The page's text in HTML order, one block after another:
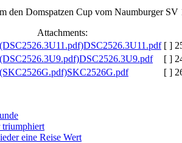
den Domspatzen Cup vom Naumburger
Attachments:
DSC2526.3U11.pdf [ ]
DSC2526.3U9.pdf
[ ]
SKC2526G.pdf
[ ]
triumphiert
eine Reise Wert